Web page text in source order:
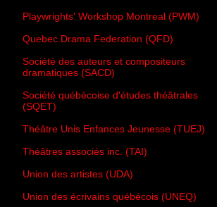
Playwrights' Workshop Montreal (PWM)
Quebec Drama Federation (QFD)
Société des auteurs et compositeurs
dramatiques (SACD)
Société québécoise d'études théâtrales
(SQET)
Théâtre Unis Enfances Jeunesse (TUEJ)
Théâtres associés inc. (TAI)
Union des artistes (UDA)
Union des écrivains québécois (UNEQ)